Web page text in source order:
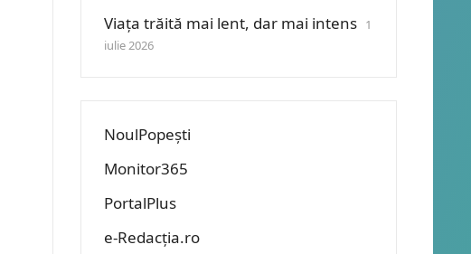
Viața trăită mai lent, dar mai intens 1
iulie 2026
NoulPopești
Monitor365
PortalPlus
e-Redacția.ro